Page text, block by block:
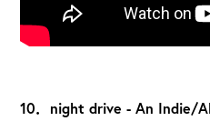
10．night drive - An Indie/